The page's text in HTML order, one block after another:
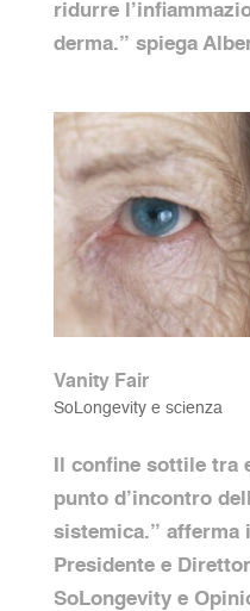
ridurre
derma.” spiega
Vanity Fair
SoLongevity e scienza
Il confine sottile tra
punto d’incontro
sistemica.” afferma
Presidente e
SoLongevity e